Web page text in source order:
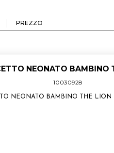
NEONATO BAMBINO
10030928
NEONATO BAMBINO THE LION